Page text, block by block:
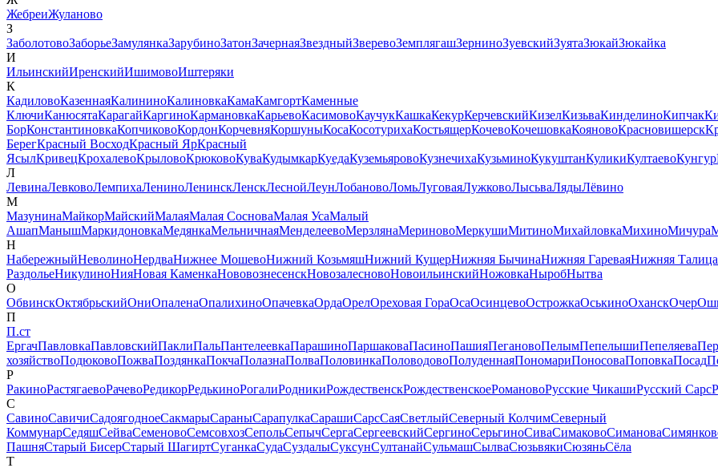
ЖебреиЖуланово
З
ЗаболотовоЗаборьеЗамулянкаЗарубиноЗатонЗачернаяЗвездныйЗверевоЗемплягашЗерниноЗуевскийЗуятаЗюкайЗюкайка
И
ИльинскийИренскийИшимовоИштеряки
К
КадиловоКазеннаяКалининоКалиновкаКамаКамгортКаменные
КлючиКанюсятаКарагайКаргиноКармановкаКарьевоКасимовоКаучукКашкаКекурКерчевскийКизелКизьваКинделиноКипчак
БорКонстантиновкаКопчиковоКордонКорчевняКоршуныКосаКосотурихаКостьящерКочевоКочешовкаКояновоКрасновишерск
БерегКрасный ВосходКрасный ЯрКрасный
ЯсылКривецКрохалевоКрыловоКрюковоКуваКудымкарКуедаКуземьяровоКузнечихаКузьминоКукуштанКуликиКултаевоКунгур
Л
ЛевинаЛевковоЛемпихаЛениноЛенинскЛенскЛеснойЛеунЛобановоЛомьЛуговаяЛужковоЛысьваЛядыЛёвино
М
МазунинаМайкорМайскийМалаяМалая СосноваМалая УсаМалый
АшапМанышМаркидоновкаМедянкаМельничнаяМенделеевоМерзлянаМериновоМеркушиМитиноМихайловкаМихиноМичура
Н
НабережныйНеволиноНердваНижнее МошевоНижний КозьмяшНижний КущерНижняя БычинаНижняя ГареваяНижняя Талица
РаздольеНикулиноНияНовая КаменкаНововознесенскНовозалесновоНовоильинскийНожовкаНыробНытва
О
ОбвинскОктябрьскийОниОпаленаОпалихиноОпачевкаОрдаОрелОреховая ГораОсаОсинцевоОстрожкаОськиноОханскОчер
П
П.ст
ЕргачПавловкаПавловскийПаклиПальПантелеевкаПарашиноПаршаковаПасиноПашияПегановоПелымПепелышиПепеляева
хозяйствоПодюковоПожваПоздянкаПокчаПолазнаПолваПоловинкаПоловодовоПолуденнаяПономариПоносоваПоповкаПосад
Р
РакиноРастягаевоРачевоРедикорРедькиноРогалиРодникиРождественскРождественскоеРомановоРусские ЧикашиРусский Сарс
С
СавиноСавичиСадоягодноеСакмарыСараныСарапулкаСарашиСарсСаяСветлыйСеверный КолчимСеверный
КоммунарСедяшСейваСеменовоСемсовхозСепольСепычСергаСергеевскийСергиноСерьгиноСиваСимаковоСиманова
ПашняСтарый БисерСтарый ШагиртСуганкаСудаСуздалыСуксунСултанайСульмашСылваСюзьвякиСюзяньСёла
Т